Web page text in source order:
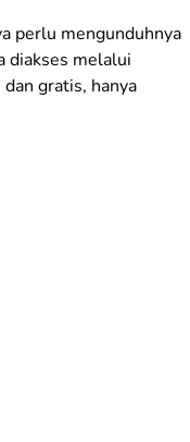
perlu mengunduhnya
diakses melalui
gratis, hanya